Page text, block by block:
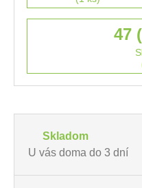
47
Skladom
U vás doma do 3 dní